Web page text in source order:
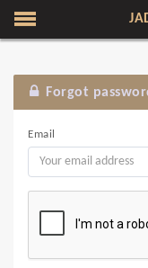
Forgot
Email